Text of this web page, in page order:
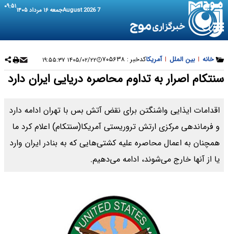
7 August 2026 جمعه ۱۶ مرداد ۱۴۰۵ ۰۹:۵۱
خانه | بین الملل | آمریکاکدخبر : ۷۰۵۶۳۸ ۱۴۰۵/۰۲/۲۲ ۱۹:۵۵:۳۷
سنتکام اصرار به تداوم محاصره دریایی ایران دارد
اقدامات ایذایی واشنگتن برای نقض آتش بس با تهران ادامه دارد
و فرماندهی مرکزی ارتش تروریستی آمریکا(سنتکام) اعلام کرد ما
همچنان به اعمال محاصره علیه کشتی‌هایی که به بنادر ایران وارد
یا از آنها خارج می‌شوند، ادامه می‌دهیم.